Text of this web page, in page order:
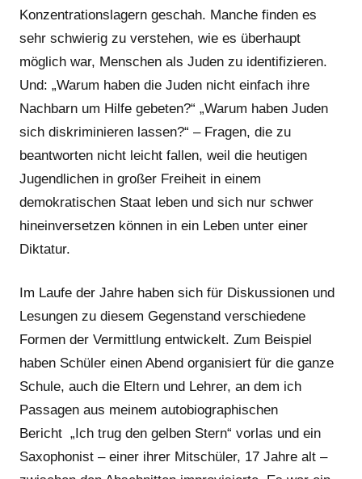
Konzentrationslagern geschah. Manche finden es
sehr schwierig zu verstehen, wie es überhaupt
möglich war, Menschen als Juden zu identifizieren.
Und: „Warum haben die Juden nicht einfach ihre
Nachbarn um Hilfe gebeten?“ „Warum haben Juden
sich diskriminieren lassen?“ – Fragen, die zu
beantworten nicht leicht fallen, weil die heutigen
Jugendlichen in großer Freiheit in einem
demokratischen Staat leben und sich nur schwer
hineinversetzen können in ein Leben unter einer
Diktatur.
Im Laufe der Jahre haben sich für Diskussionen und
Lesungen zu diesem Gegenstand verschiedene
Formen der Vermittlung entwickelt. Zum Beispiel
haben Schüler einen Abend organisiert für die ganze
Schule, auch die Eltern und Lehrer, an dem ich
Passagen aus meinem autobiographischen
Bericht „Ich trug den gelben Stern“ vorlas und ein
Saxophonist – einer ihrer Mitschüler, 17 Jahre alt –